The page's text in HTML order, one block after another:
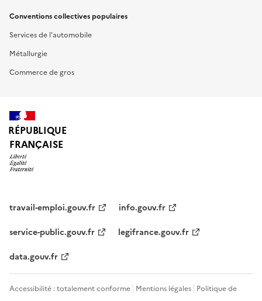
Conventions collectives populaires
Services de l'automobile
Métallurgie
Commerce de gros
RÉPUBLIQUE
FRANÇAISE
travail-emploi.gouv.fr
info.gouv.fr
service-public.gouv.fr
legifrance.gouv.fr
data.gouv.fr
Accessibilité : totalement conforme Mentions légales Politique de